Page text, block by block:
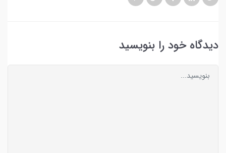
دیدگاه خود را بنویسید